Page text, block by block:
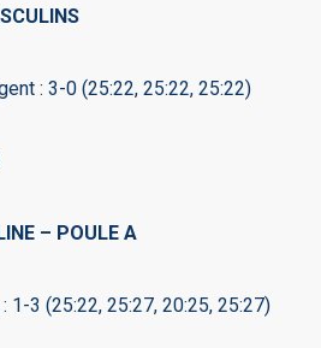
: 3-0 (25:22, 25:22, 25:22)
– POULE A
1-3 (25:22, 25:27, 20:25, 25:27)